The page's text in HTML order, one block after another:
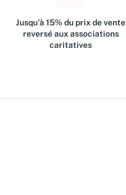
Jusqu'à 15% du prix de vente
reversé aux associations
caritatives